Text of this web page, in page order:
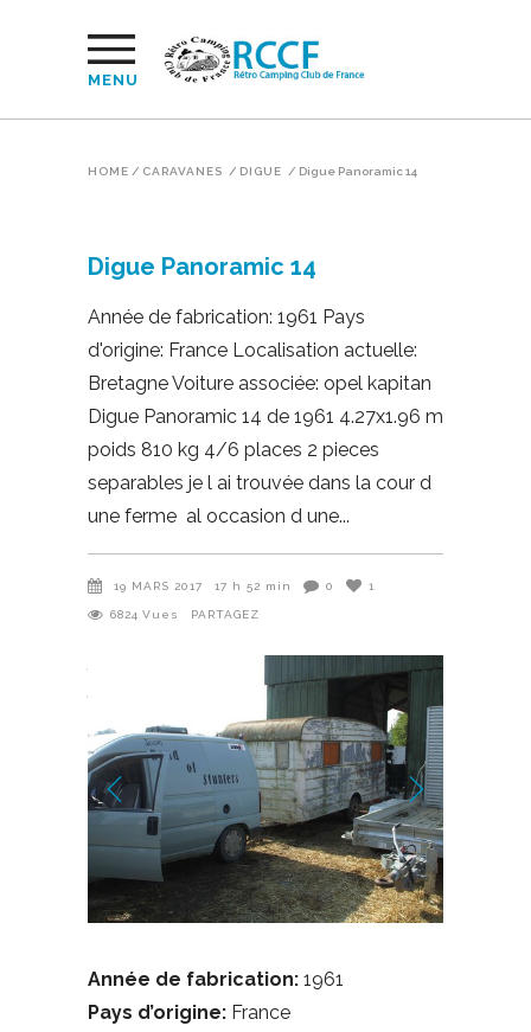
MENU
HOME / CARAVANES / DIGUE / Digue Panoramic 14
Digue Panoramic 14
Année de fabrication: 1961 Pays
d'origine: France Localisation actuelle:
Bretagne Voiture associée: opel kapitan
Digue Panoramic 14 de 1961 4.27x1.96 m
poids 810 kg 4/6 places 2 pieces
separables je l ai trouvée dans la cour d
une ferme al occasion d une
19 MARS 2017 17 h 52 min 0 1
6824 Vues PARTAGEZ
Année de fabrication: 1961
Pays d’origine: France